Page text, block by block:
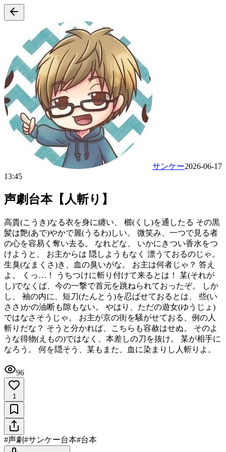
サンケー2026-06-17
13:45
声劇台本【人斬り】
高貴(こうき)なる衣を身に纏い、 櫛(くし)を通したる その黒
髪は艶(あで)やかで麗(うるわ)しい。 微笑み、一つで見る者
の心を容易く奪い去る。 なれどな、 いかにきつい香水をつ
けようと、 お主からは 隠しようもなく 漂うておるのじゃ。
生臭(なまくさ)き、血の臭いがな。 お主は何者じゃ？ 答え
よ。 くっ…！ うちつけに斬り付けて来るとは！ 某(それが
し)でなくば、今の一撃で首元を跳ねられておったぞ。 しか
し、 袖の内に、短刀(たんとう)を忍ばせておるとは、 些(い
ささ)かの油断も隙もない。 やはり、ただの遊女(ゆうじょ)
ではなさそうじゃ。 お主が京の街を騒がせておる、例の人
斬りだな？ そうと分かれば、こちらも容赦はせぬ。 そのよ
うな得物(えもの)ではなく、本差しの刀を抜け。 某が相手に
なろう。 何を隠そう、某もまた、血に染まりし人斬りよ。
96
1
#声劇#サンケー台本#台本